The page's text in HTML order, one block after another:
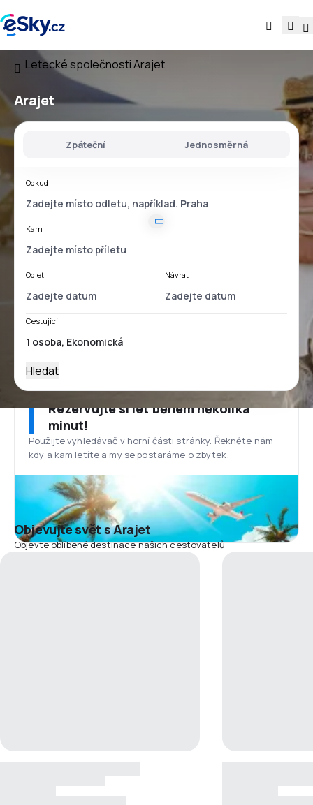
Letecké společnostiArajet
Arajet
Zpáteční Jednosměrná
Odkud
Kam
Odlet Návrat
Cestující
Hledat
Rezervujte si let během několika
minut!
Použijte vyhledávač v horní části stránky. Řekněte nám
kdy a kam letíte a my se postaráme o zbytek.
Objevujte svět s Arajet
Objevte oblíbené destinace našich cestovatelů